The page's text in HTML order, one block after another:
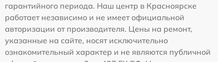
гарантийного периода. Наш центр в Красноярске
работает независимо и не имеет официальной
авторизации от производителя. Цены на ремонт,
указанные на сайте, носят исключительно
ознакомительный характер и не являются публичной